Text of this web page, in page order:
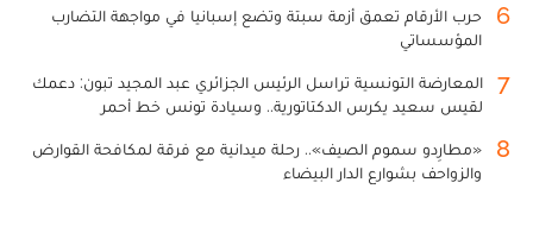
6
حرب الأرقام تعمق أزمة سبتة وتضع إسبانيا في مواجهة التضارب
المؤسساتي
7
المعارضة التونسية تراسل الرئيس الجزائري عبد المجيد تبون: دعمك
لقيس سعيد يكرس الدكتاتورية.. وسيادة تونس خط أحمر
8
«مطارِدو سموم الصيف».. رحلة ميدانية مع فرقة لمكافحة القوارض
والزواحف بشوارع الدار البيضاء